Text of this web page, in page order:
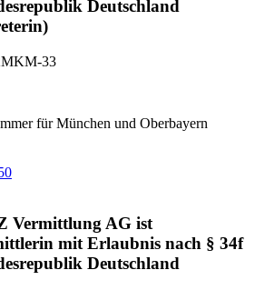
Deutschland
33
für München und Oberbayern
Vermittlung AG ist
mit Erlaubnis nach § 34f
Deutschland